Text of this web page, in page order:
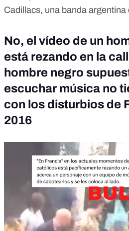
Cadillacs, una banda argentina
No, el vídeo de un
está rezando en la
hombre negro
escuchar música no
con los disturbios de
2016